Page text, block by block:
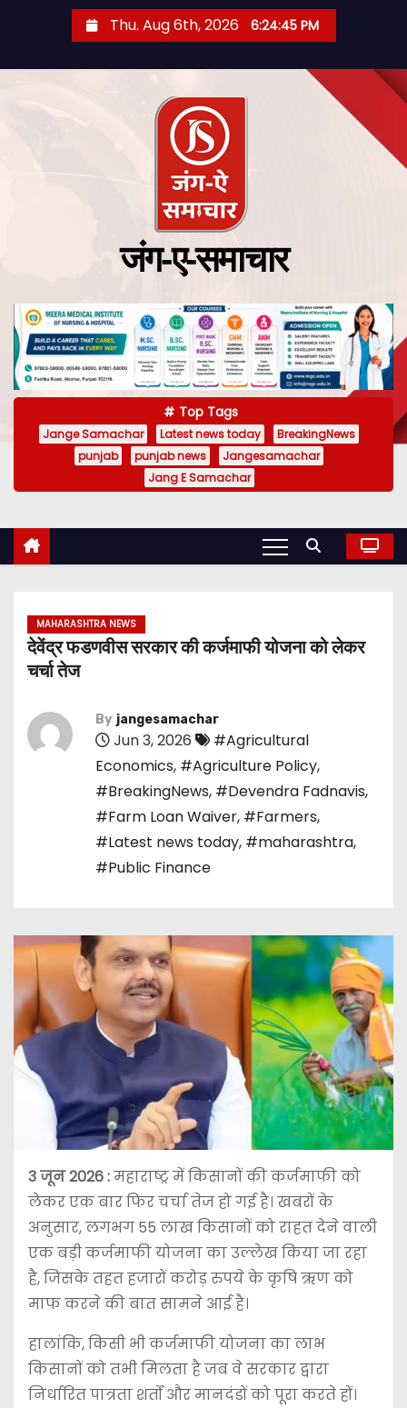
Thu. Aug 6th, 2026 6:24:46 PM
जंग-ए-समाचार
Top Tags
Jange Samachar Latest news today
BreakingNews
punjab
punjab news
Jangesamachar
Jang E Samachar
MAHARASHTRA NEWS
देवेंद्र फडणवीस सरकार की कर्जमाफी योजना को लेकर
चर्चा तेज
By jangesamachar
Jun 3, 2026
#Agricultural
Economics, #Agriculture Policy,
#BreakingNews, #Devendra Fadnavis,
#Farm Loan Waiver, #Farmers,
#Latest news today, #maharashtra,
#Public Finance
3 जून2026 :महाराष्ट्र में किसानों की कर्जमाफी को
लेकर एक बार फिर चर्चा तेज हो गई है। खबरों के
अनुसार, लगभग 55 लाख किसानों को राहत देने वाली
एक बड़ी कर्जमाफी योजना का उल्लेख किया जा रहा
है, जिसके तहत हजारों करोड़ रुपये के कृषि ऋण को
माफ करने की बात सामने आई है।
हालांकि, किसी भी कर्जमाफी योजना का लाभ
किसानों को तभी मिलता है जब वे सरकार द्वारा
निर्धारित पात्रता शर्तों और मानदंडों को पूरा करते हों।